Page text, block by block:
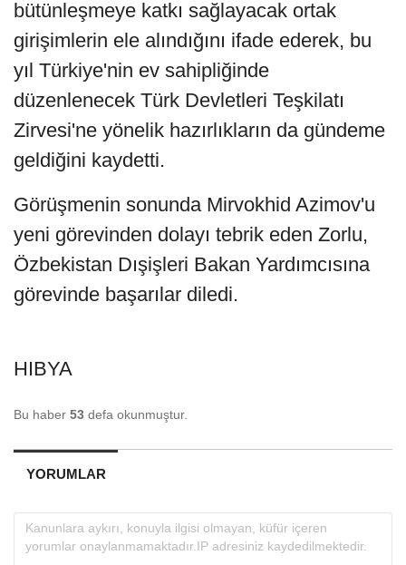
bütünleşmeye katkı sağlayacak ortak
girişimlerin ele alındığını ifade ederek, bu
yıl Türkiye'nin ev sahipliğinde
düzenlenecek Türk Devletleri Teşkilatı
Zirvesi'ne yönelik hazırlıkların da gündeme
geldiğini kaydetti.
Görüşmenin sonunda Mirvokhid Azimov'u
yeni görevinden dolayı tebrik eden Zorlu,
Özbekistan Dışişleri Bakan Yardımcısına
görevinde başarılar diledi.
HIBYA
Bu haber 53 defa okunmuştur.
YORUMLAR